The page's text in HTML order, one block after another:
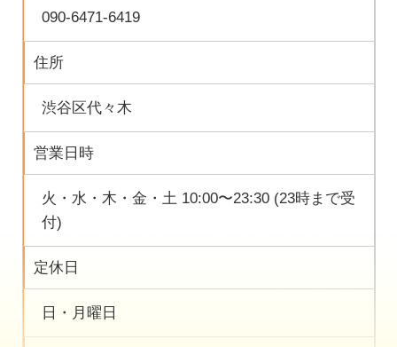
090-6471-6419
住所
渋谷区代々木
営業日時
火・水・木・金・土 10:00〜23:30 (23時まで受
付)
定休日
日・月曜日